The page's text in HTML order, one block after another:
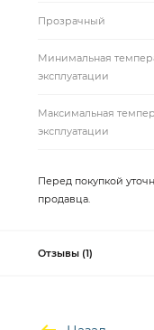
Прозрачный
Минимальная
эксплуатации
Максимальная
эксплуатации
Перед покупкой
продавца.
Отзывы (1)